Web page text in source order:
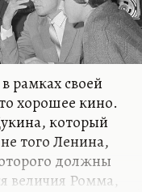
рамках своей
хорошее кино.
который
того Ленина,
должны
величия Ромма,